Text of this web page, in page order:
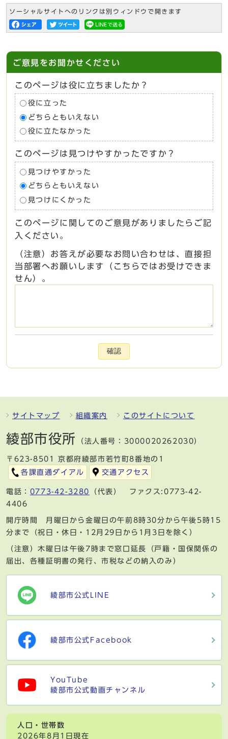
ソーシャルサイトへのリンクは別ウィンドウで開きます
ご意見をお聞かせください
このページは役に立ちましたか？
役に立った
どちらともいえない
役に立たなかった
このページは見つけやすかったですか？
見つけやすかった
どちらともいえない
見つけにくかった
このページに関してのご意見がありましたらご記
入ください。
（注意）お答えが必要なお問い合わせは、直接担
当部署へお願いします（こちらではお受けできま
せん）。
確認
サイトマップ 組織案内 このサイトについて
綾部市役所 （法人番号：3000020262030）
〒623-8501 京都府綾部市若竹町8番地の1
各課直通ダイアル
交通アクセス
電話： 0773-42-3280
（代表） ファクス:0773-42-
4406
開庁時間 月曜日から金曜日の午前8時30分から午後5時15
分まで（祝日・休日・12月29日から1月3日を除く）
（注意）木曜日は午後7時まで窓口延長（戸籍・国保関係の
届出、各種証明書の発行、市税などの納入のみ）
綾部市公式LINE
綾部市公式Facebook
YouTube
綾部市公式動画チャンネル
人口・世帯数
2026年8月1日現在